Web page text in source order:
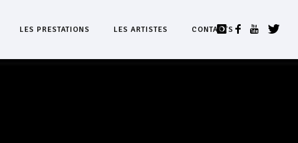
LES PRESTATIONS LES ARTISTES CONTACTS